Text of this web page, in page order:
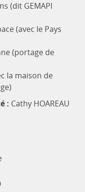
(dit GEMAPI
(avec le Pays
(portage de
la maison de
: Cathy HOAREAU